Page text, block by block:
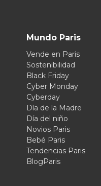
Mundo Paris
Vende en Paris
Sostenibilidad
Black Friday
Cyber Monday
Cyberday
Día de la Madre
Día del niño
Novios Paris
Bebé Paris
Tendencias Paris
BlogParis